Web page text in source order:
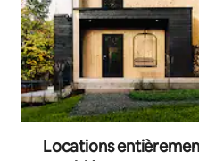
Locations